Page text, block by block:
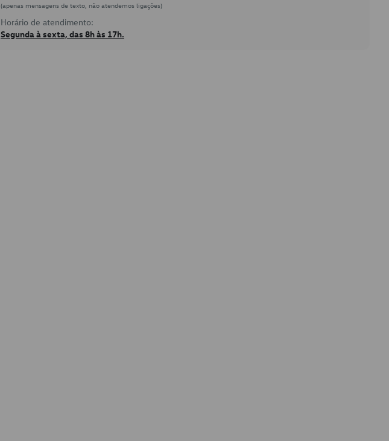
(apenas mensagens de texto, não atendemos ligações)
Horário de atendimento:
Segunda à sexta, das 8h às 17h.